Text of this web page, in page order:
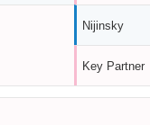
Nijinsky
Key Partner